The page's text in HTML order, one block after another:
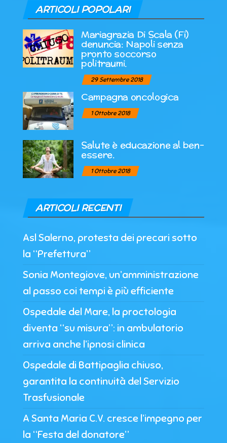
ARTICOLI POPOLARI
Mariagrazia Di Scala (Fi)
denuncia: Napoli senza
pronto soccorso
politraumi.
29 Settembre 2018
Campagna oncologica
1 Ottobre 2018
Salute è educazione al ben-
essere.
1 Ottobre 2018
ARTICOLI RECENTI
Asl Salerno, protesta dei precari sotto
la “Prefettura”
Sonia Montegiove, un’amministrazione
al passo coi tempi è più efficiente
Ospedale del Mare, la proctologia
diventa “su misura”: in ambulatorio
arriva anche l’ipnosi clinica
Ospedale di Battipaglia chiuso,
garantita la continuità del Servizio
Trasfusionale
A Santa Maria C.V. cresce l’impegno per
la “Festa del donatore”